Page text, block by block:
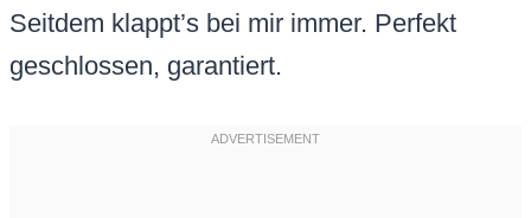
Seitdem klappt’s bei mir immer. Perfekt
geschlossen, garantiert.